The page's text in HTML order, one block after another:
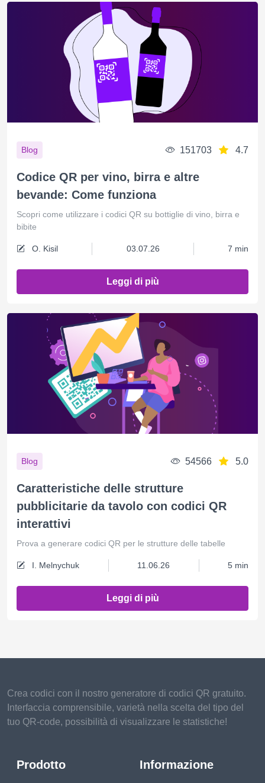
Blog 151703 4.7
Codice QR per vino, birra e altre
bevande: Come funziona
Scopri come utilizzare i codici QR su bottiglie di vino, birra e
bibite
O. Kisil 03.07.26 7 min
Leggi di più
Blog 54566 5.0
Caratteristiche delle strutture
pubblicitarie da tavolo con codici QR
interattivi
Prova a generare codici QR per le strutture delle tabelle
I. Melnychuk 11.06.26 5 min
Leggi di più
Crea codici con il nostro generatore di codici QR gratuito.
Interfaccia comprensibile, varietà nella scelta del tipo del
tuo QR-code, possibilità di visualizzare le statistiche!
Prodotto Informazione